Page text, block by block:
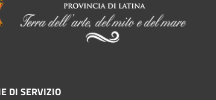
DI SERVIZIO